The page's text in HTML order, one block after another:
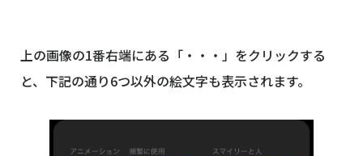
上の画像の1番右端にある「・・・」をクリックする
と、下記の通り6つ以外の絵文字も表示されます。